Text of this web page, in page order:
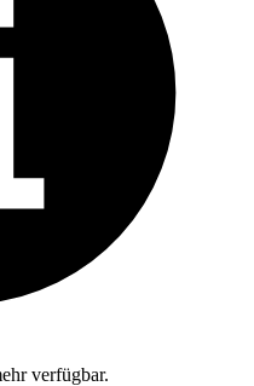
verfügbar.